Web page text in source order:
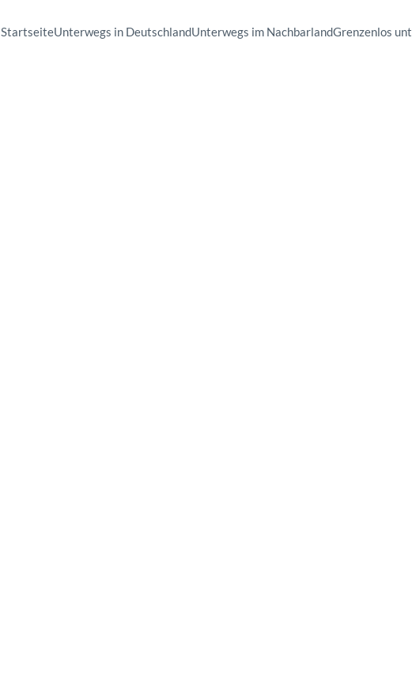
StartseiteUnterwegs in DeutschlandUnterwegs im NachbarlandGrenzenlos